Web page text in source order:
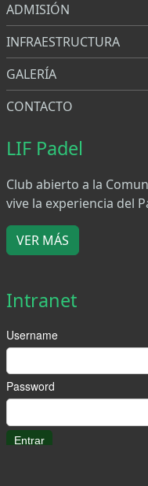
ADMISIÓN
INFRAESTRUCTURA
GALERÍA
CONTACTO
LIF Padel
Club abierto a la
vive la experiencia del
VER MÁS
Intranet